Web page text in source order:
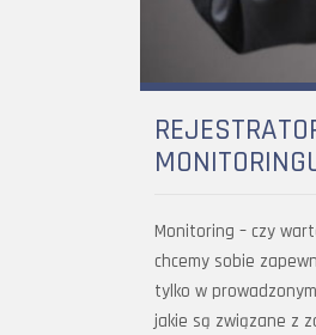
Monitoring – czy
chcemy sobie
tylko w
jakie są związane z